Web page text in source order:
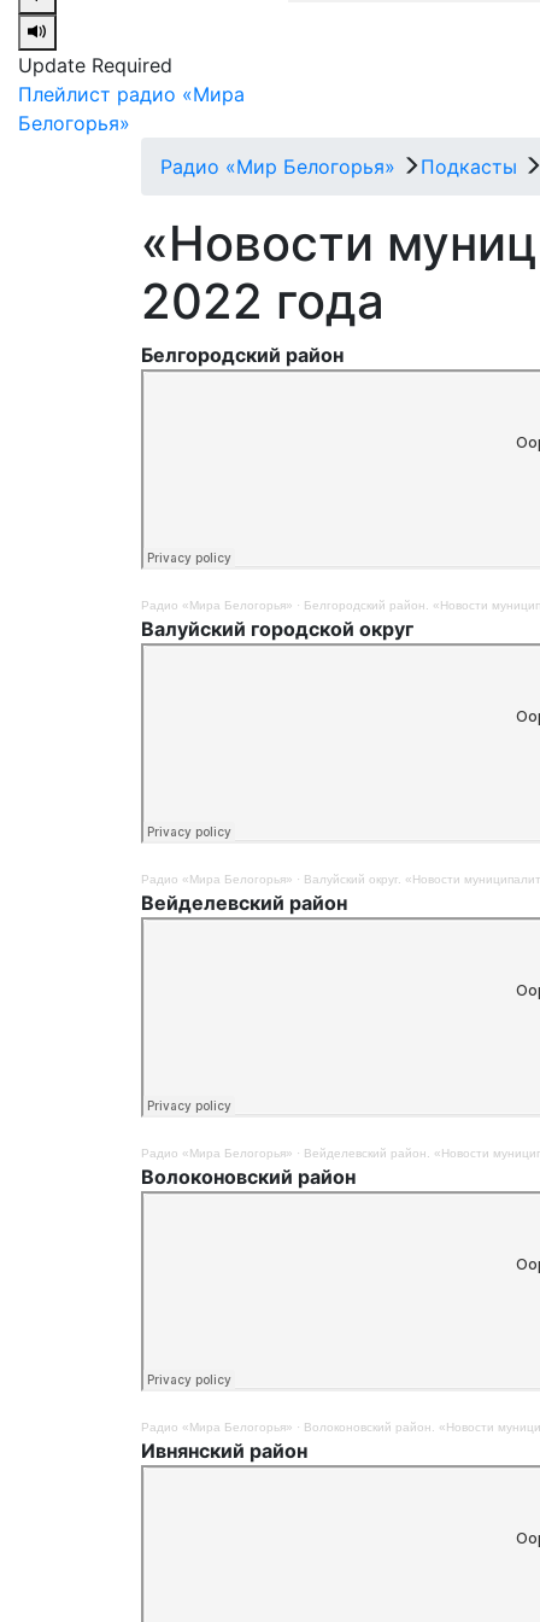
Update Required
Плейлист радио «Мира
Белогорья»
Радио «Мир Белогорья»
Подкасты
«Новости
2022 года
Белгородский район
Радио «Мира Белогорья» · Белгородский район. «Новости
Валуйский городской округ
Радио «Мира Белогорья» · Валуйский округ. «Новости
Вейделевский район
Радио «Мира Белогорья» · Вейделевский район. «Новости
Волоконовский район
Радио «Мира Белогорья» · Волоконовский район. «Новости
Ивнянский район